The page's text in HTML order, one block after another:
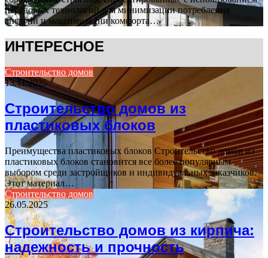
передовых технологий для минимизации потребления
энергии и максимизации комфорта…
ИНТЕРЕСНОЕ
Строительство домов
13.11.2025
Строительство домов из
пластиковых блоков
Преимущества пластиковых блоков Строительство домов из
пластиковых блоков становится все более популярным
выбором среди застройщиков и индивидуальных заказчиков.
Этот материал…
Строительство домов
26.05.2025
Строительство домов из кирпича:
надежность и прочность